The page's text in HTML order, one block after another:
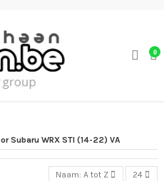
0
Subaru WRX STI (14-22) VA
Naam: A tot Z 24